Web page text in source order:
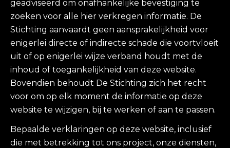
geadviseerd om onafhankelijke bevestiging te
zoeken voor alle hier verkregen informatie. De
Stichting aanvaardt geen aansprakelijkheid voor
enigerlei directe of indirecte schade die voortvloeit
uit of op enigerlei wijze verband houdt met de
inhoud of toegankelijkheid van deze website.
Bovendien behoudt De Stichting zich het recht
voor om op elk moment de informatie op deze
website te wijzigen, bij te werken of aan te passen.
Bepaalde verklaringen op deze website, inclusief
die met betrekking tot ons project, onze diensten,